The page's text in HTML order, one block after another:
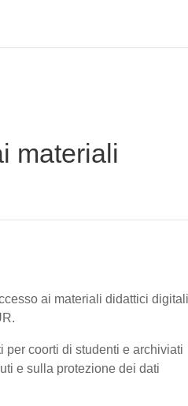
materiali
ai materiali didattici digitali
per coorti di studenti e archiviati
e sulla protezione dei dati